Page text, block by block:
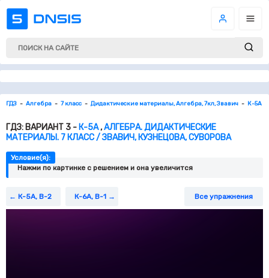
ГДЗ Алгебра 7 класс Дидактические материалы, Алгебра, 7кл, Звавич К-5А
ГДЗ: ВАРИАНТ 3 - К-5А,АЛГЕБРА. ДИДАКТИЧЕСКИЕ
МАТЕРИАЛЫ. 7 КЛАСС / ЗВАВИЧ, КУЗНЕЦОВА, СУВОРОВА
Условие(я):
Нажми по картинке c решением и она увеличится
К-5А, В-2 К-6А, В-1 Все упражнения